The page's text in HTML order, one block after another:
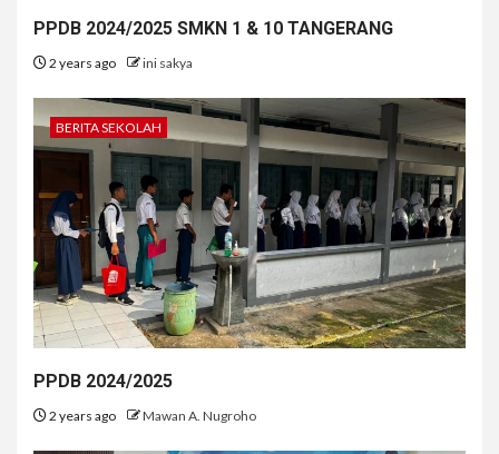
PPDB 2024/2025 SMKN 1 & 10 TANGERANG
2 years ago ini sakya
BERITA SEKOLAH
PPDB 2024/2025
2 years ago Mawan A. Nugroho